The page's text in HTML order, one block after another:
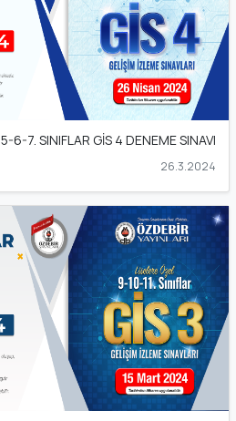
5-6-7. SINIFLAR GİS 4 DENEME SINAVI
26.3.2024